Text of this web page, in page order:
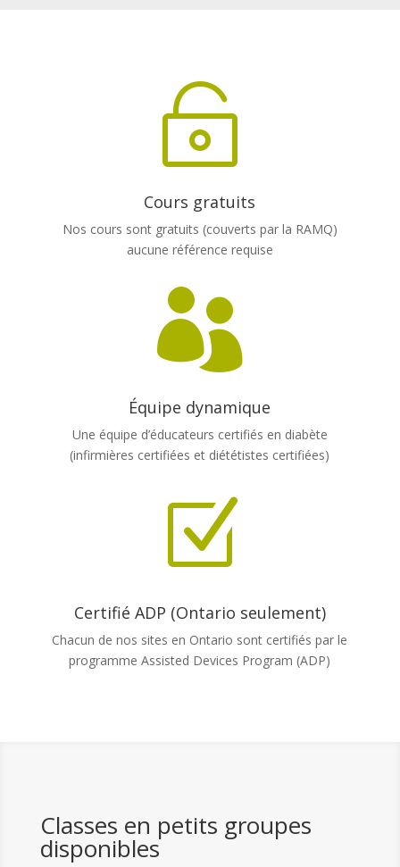

Cours gratuits
Nos cours sont gratuits (couverts par la RAMQ)
aucune référence requise

Équipe dynamique
Une équipe d’éducateurs certifiés en diabète
(infirmières certifiées et diététistes certifiées)
Z
Certifié ADP (Ontario seulement)
Chacun de nos sites en Ontario sont certifiés par le
programme Assisted Devices Program (ADP)
Classes en petits groupes
disponibles